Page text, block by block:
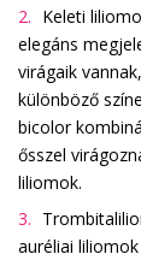
Keleti
elegáns
virágaik
különböző
bicolor
ősszel
liliomok.
auréliai